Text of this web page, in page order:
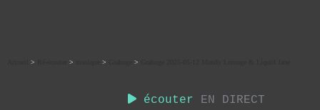
écouter EN DIRECT
> > > >